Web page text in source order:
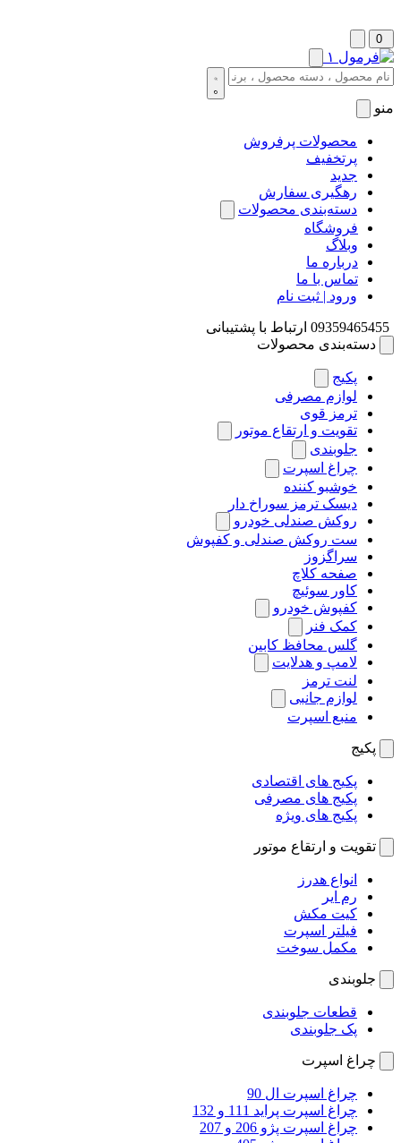
0
منو
محصولات پرفروش
پرتخفیف
جدید
رهگیری سفارش
دسته‌بندی محصولات
فروشگاه
وبلاگ
درباره ما
تماس با ما
ورود | ثبت نام
09359465455 ارتباط با پشتیبانی
دسته‌بندی محصولات
پکیج
لوازم مصرفی
ترمز قوی
تقویت و ارتقاع موتور
جلوبندی
چراغ اسپرت
خوشبو کننده
دیسک ترمز سوراخ دار
روکش صندلی خودرو
ست روکش صندلی و کفپوش
سراگزوز
صفحه کلاچ
کاور سوئیچ
کفپوش خودرو
کمک فنر
گلس محافظ کابین
لامپ و هدلایت
لنت ترمز
لوازم جانبی
منبع اسپرت
پکیج
پکیج های اقتصادی
پکیج های مصرفی
پکیج های ویژه
تقویت و ارتقاع موتور
انواع هدرز
رم ایر
کیت مکش
فیلتر اسپرت
مکمل سوخت
جلوبندی
قطعات جلوبندی
پک جلوبندی
چراغ اسپرت
چراغ اسپرت ال 90
چراغ اسپرت پراید 111 و 132
چراغ اسپرت پژو 206 و 207